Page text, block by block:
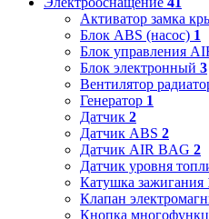
Активатор замка
Блок ABS (насос) 1
Блок управления
Блок электронный 3
Вентилятор
Генератор 1
Датчик 2
Датчик ABS 2
Датчик AIR BAG 2
Датчик уровня
Катушка зажигания
Клапан
Кнопка